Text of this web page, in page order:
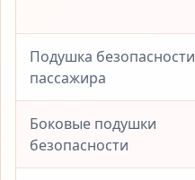
Подушка безопасности
пассажира
Боковые подушки
безопасности